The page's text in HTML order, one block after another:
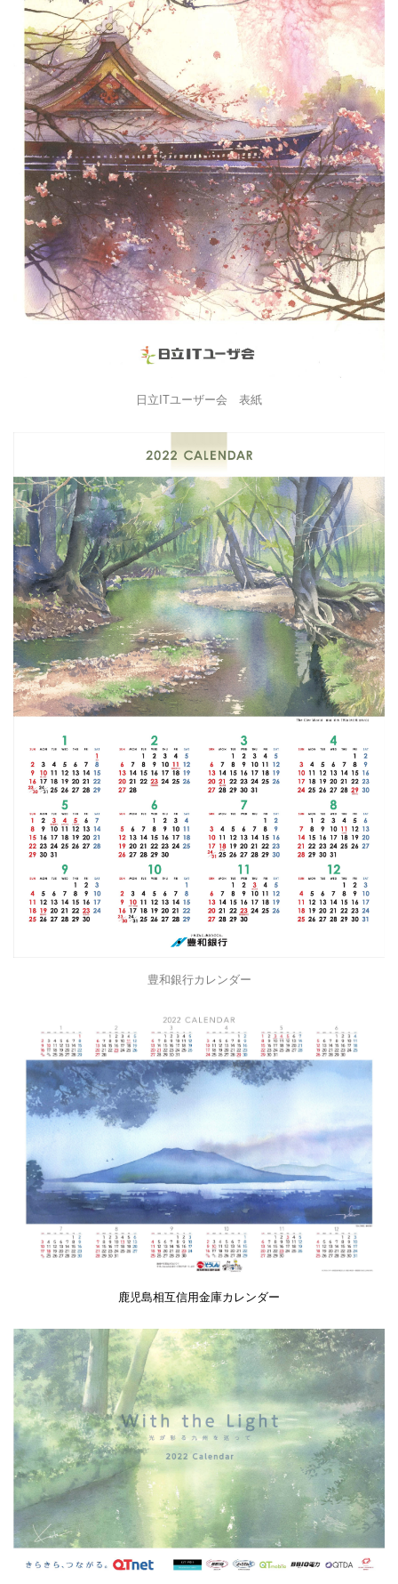
日立ITユーザー会 表紙
豊和銀行カレンダー
鹿児島相互信用金庫カレンダー